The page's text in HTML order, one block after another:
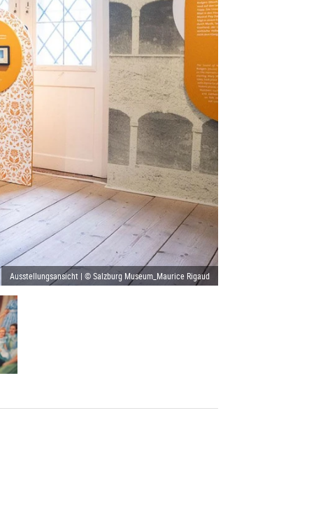
Ausstellungsansicht | © Salzburg Museum_Maurice Rigaud